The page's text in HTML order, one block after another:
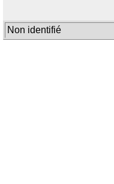
Non identifié